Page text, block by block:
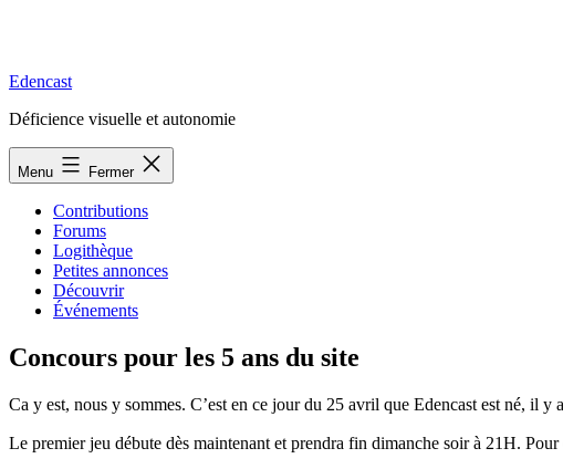
Edencast
Déficience visuelle et autonomie
Menu Fermer
Contributions
Forums
Logithèque
Petites annonces
Découvrir
Événements
Concours pour les 5 ans du site
Ca y est, nous y sommes. C’est en ce jour du 25 avril que Edencast est né, il
Le premier jeu débute dès maintenant et prendra fin dimanche soir à 21H.